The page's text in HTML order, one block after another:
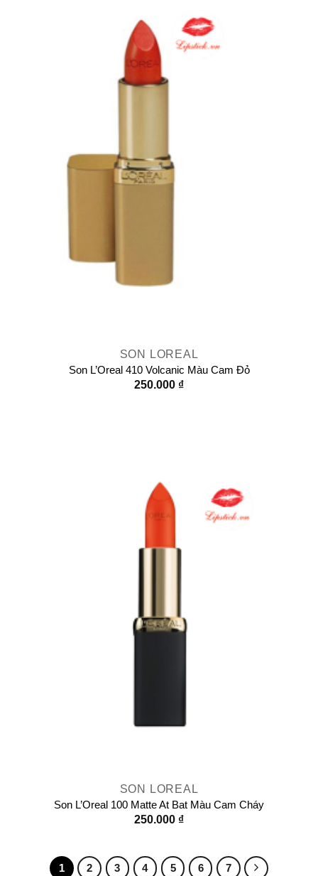
SON LOREAL
Son L’Oreal 410 Volcanic Màu Cam Đỏ
250.000 ₫
SON LOREAL
Son L’Oreal 100 Matte At Bat Màu Cam Cháy
250.000 ₫
1 2 3 4 5 6 7